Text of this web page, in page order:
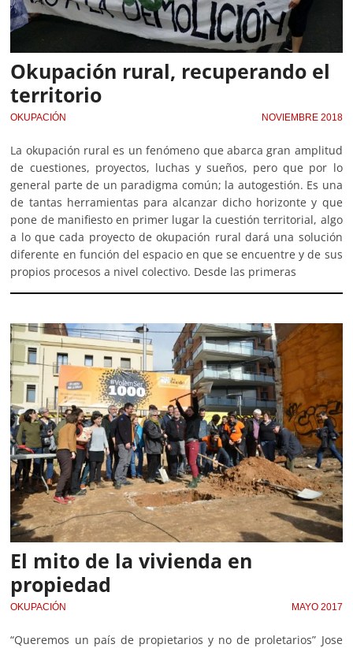
Okupación rural, recuperando el
territorio
OKUPACIÓN NOVIEMBRE 2018
La okupación rural es un fenómeno que abarca gran amplitud
de cuestiones, proyectos, luchas y sueños, pero que por lo
general parte de un paradigma común; la autogestión. Es una
de tantas herramientas para alcanzar dicho horizonte y que
pone de manifiesto en primer lugar la cuestión territorial, algo
a lo que cada proyecto de okupación rural dará una solución
diferente en función del espacio en que se encuentre y de sus
propios procesos a nivel colectivo. Desde las primeras
El mito de la vivienda en
propiedad
OKUPACIÓN MAYO 2017
“Queremos un país de propietarios y no de proletarios” Jose